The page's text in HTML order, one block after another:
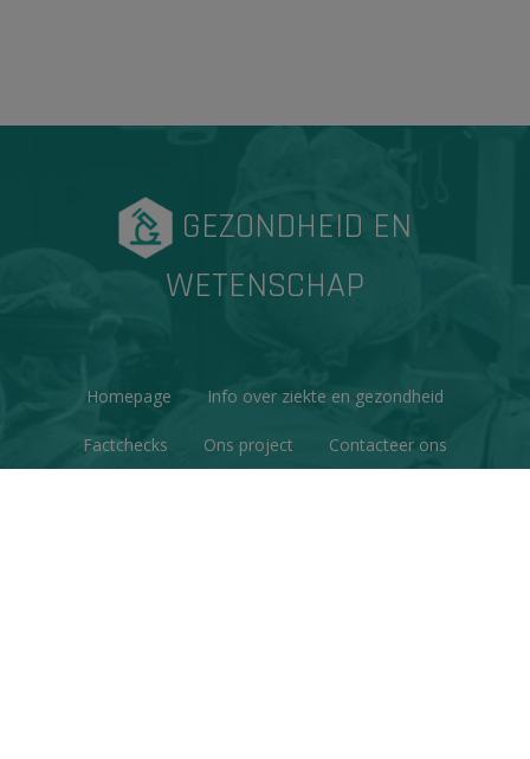
GEZONDHEID EN
WETENSCHAP
Homepage Info over ziekte en gezondheid
Factchecks Ons project Contacteer ons